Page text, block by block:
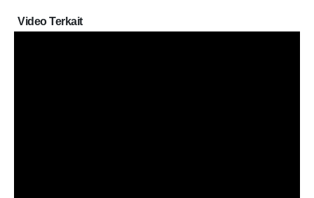
Video Terkait